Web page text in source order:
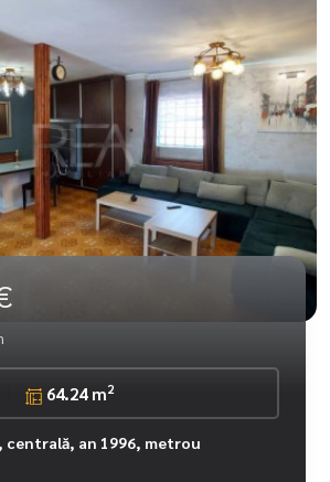
64.24 m2
centrală, an 1996, metrou